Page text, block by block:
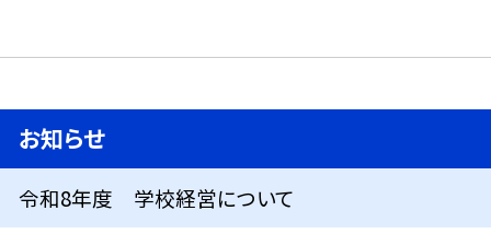
お知らせ
令和8年度 学校経営について